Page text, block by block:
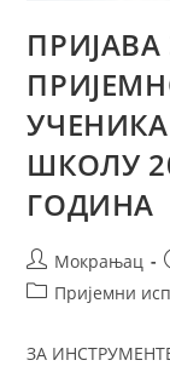
ШКОЛУ
ГОДИНА
Мокрањац
Пријемни
ЗА